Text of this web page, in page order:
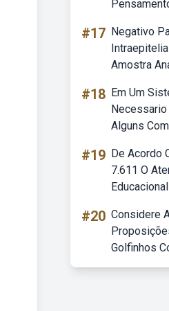
#17 Negativo
Amostra
#18 Em Um
Necessario
Alguns
#19 De Acordo
7.611 O
#20 Considere
Golfinhos